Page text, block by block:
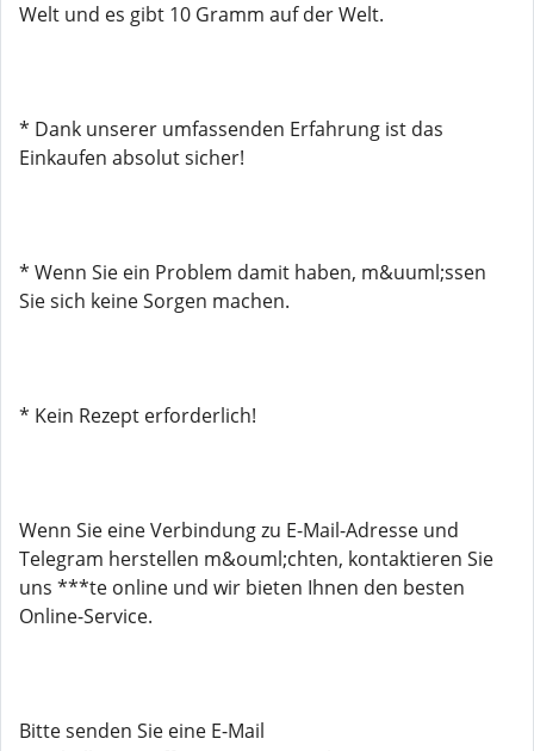
Welt und es gibt 10 Gramm auf der Welt.
* Dank unserer umfassenden Erfahrung ist das
Einkaufen absolut sicher!
* Wenn Sie ein Problem damit haben, m&uuml;ssen
Sie sich keine Sorgen machen.
* Kein Rezept erforderlich!
Wenn Sie eine Verbindung zu E-Mail-Adresse und
Telegram herstellen m&ouml;chten, kontaktieren Sie
uns ***te online und wir bieten Ihnen den besten
Online-Service.
Bitte senden Sie eine E-Mail